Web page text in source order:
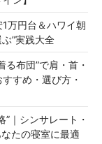
1万円台＆ハワイ朝
”実践大全
布団”で肩・首・
すめ・選び方・
”｜シンサレート・
たの寝室に最適